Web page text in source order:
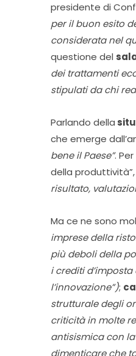
presidente di
per il buon esito
considerata nel
questione del
dei trattamenti
stipulati da chi
Parlando della
che emerge
bene il Paese”.
della
risultato,
Ma ce ne sono
imprese della
più deboli della
i crediti
l’innovazione”);
strutturale degli
criticità in molte
antisismica con
dimenticare che